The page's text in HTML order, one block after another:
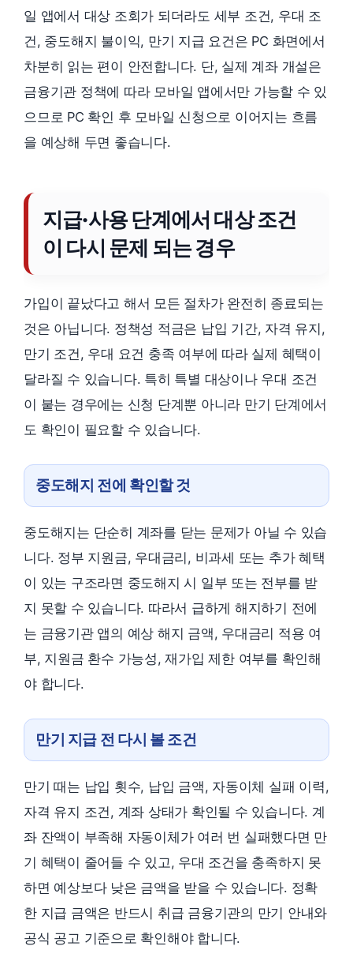
일 앱에서 대상 조회가 되더라도 세부 조건, 우대 조
건, 중도해지 불이익, 만기 지급 요건은 PC 화면에서
차분히 읽는 편이 안전합니다. 단, 실제 계좌 개설은
금융기관 정책에 따라 모바일 앱에서만 가능할 수 있
으므로 PC 확인 후 모바일 신청으로 이어지는 흐름
을 예상해 두면 좋습니다.
지급·사용 단계에서 대상 조건
이 다시 문제 되는 경우
가입이 끝났다고 해서 모든 절차가 완전히 종료되는
것은 아닙니다. 정책성 적금은 납입 기간, 자격 유지,
만기 조건, 우대 요건 충족 여부에 따라 실제 혜택이
달라질 수 있습니다. 특히 특별 대상이나 우대 조건
이 붙는 경우에는 신청 단계뿐 아니라 만기 단계에서
도 확인이 필요할 수 있습니다.
중도해지 전에 확인할 것
중도해지는 단순히 계좌를 닫는 문제가 아닐 수 있습
니다. 정부 지원금, 우대금리, 비과세 또는 추가 혜택
이 있는 구조라면 중도해지 시 일부 또는 전부를 받
지 못할 수 있습니다. 따라서 급하게 해지하기 전에
는 금융기관 앱의 예상 해지 금액, 우대금리 적용 여
부, 지원금 환수 가능성, 재가입 제한 여부를 확인해
야 합니다.
만기 지급 전 다시 볼 조건
만기 때는 납입 횟수, 납입 금액, 자동이체 실패 이력,
자격 유지 조건, 계좌 상태가 확인될 수 있습니다. 계
좌 잔액이 부족해 자동이체가 여러 번 실패했다면 만
기 혜택이 줄어들 수 있고, 우대 조건을 충족하지 못
하면 예상보다 낮은 금액을 받을 수 있습니다. 정확
한 지급 금액은 반드시 취급 금융기관의 만기 안내와
공식 공고 기준으로 확인해야 합니다.